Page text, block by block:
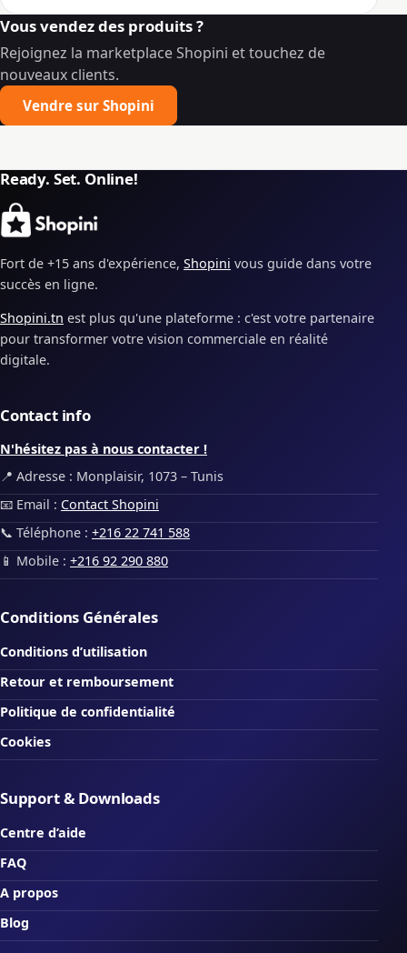
Vous vendez des produits ?
Rejoignez la marketplace Shopini et touchez de
nouveaux clients.
Vendre sur Shopini
Ready. Set. Online!
Fort de +15 ans d'expérience, Shopini vous guide dans votre
succès en ligne.
Shopini.tn est plus qu'une plateforme : c'est votre partenaire
pour transformer votre vision commerciale en réalité
digitale.
Contact info
N'hésitez pas à nous contacter !
📍 Adresse : Monplaisir, 1073 – Tunis
📧 Email : Contact Shopini
📞 Téléphone : +216 22 741 588
📱 Mobile : +216 92 290 880
Conditions Générales
Conditions d’utilisation
Retour et remboursement
Politique de confidentialité
Cookies
Support & Downloads
Centre d’aide
FAQ
A propos
Blog